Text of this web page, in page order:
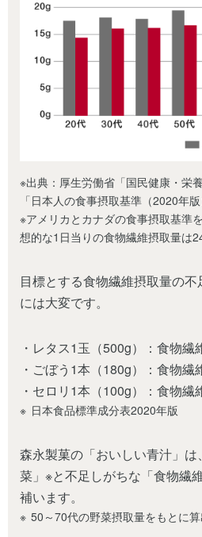
※出典：厚生労働省「国民健康・栄
「日本人の食事摂取基準（2020年版
※アメリカとカナダの食事摂取基準
想的な1日当りの食物繊維摂取量は
目標とする食物繊維摂取量の
には大変です。
・レタス1玉（500g）：食物繊
・ごぼう1本（180g）：食物繊
・セロリ1本（100g）：食物繊
日本食品標準成分表2020年版
森永製菓の「おいしい青汁」
菜」 ※と不足しがちな「食物繊
補います。
50～70代の野菜摂取量をもとに算